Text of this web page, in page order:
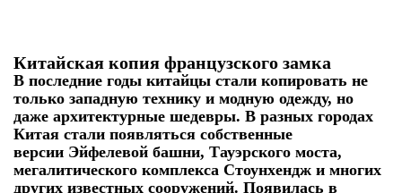
Китайская копия французского замка
В последние годы китайцы стали копировать не
только западную технику и модную одежду, но
даже архитектурные шедевры. В разных городах
Китая стали появляться собственные
версии Эйфелевой башни, Тауэрского моста,
мегалитического комплекса Стоунхендж и многих
других известных сооружений. Появилась в